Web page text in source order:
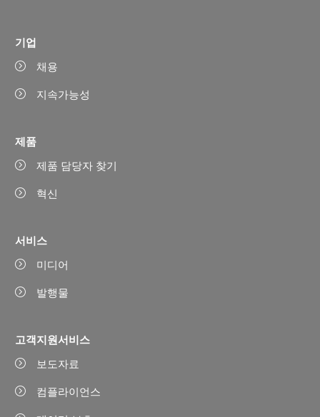
기업
채용
지속가능성
제품
제품 담당자 찾기
혁신
서비스
미디어
발행물
고객지원서비스
보도자료
컴플라이언스